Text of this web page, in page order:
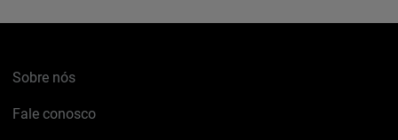
Sobre nós
Fale conosco